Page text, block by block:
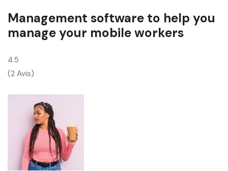
Management software to help you
manage your mobile workers
4.5
(2 Avis)